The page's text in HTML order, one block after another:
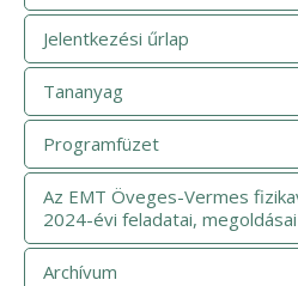
Jelentkezési űrlap
Tananyag
Programfüzet
Az EMT Öveges-Vermes
2024-évi feladatai,
Archívum